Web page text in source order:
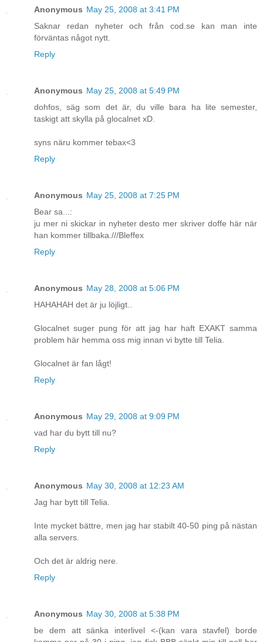
Anonymous May 25, 2008 at 3:41 PM
Saknar redan nyheter och från cod.se kan man inte
förväntas något nytt.
Reply
Anonymous May 25, 2008 at 5:49 PM
dohfos, säg som det är, du ville bara ha lite semester,
taskigt att skylla på glocalnet xD.
syns näru kommer tebax<3
Reply
Anonymous May 25, 2008 at 7:25 PM
Bear sa...:
ju mer ni skickar in nyheter desto mer skriver doffe här när
han kommer tillbaka.///Bleffex
Reply
Anonymous May 28, 2008 at 5:06 PM
HAHAHAH det är ju löjligt..
Glocalnet suger pung för att jag har haft EXAKT samma
problem här hemma oss mig innan vi bytte till Telia.
Glocalnet är fan lågt!
Reply
Anonymous May 29, 2008 at 9:09 PM
vad har du bytt till nu?
Reply
Anonymous May 30, 2008 at 12:23 AM
Jag har bytt till Telia.
Inte mycket bättre, men jag har stabilt 40-50 ping på nästan
alla servers.
Och det är aldrig nere.
Reply
Anonymous May 30, 2008 at 5:38 PM
be dem att sänka interlivel <-(kan vara stavfel) borde